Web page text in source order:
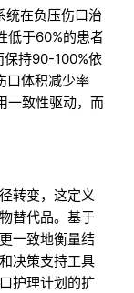
统在负压伤口治
低于60%的患者
保持90-100%依
口体积减少率
致性驱动，而
转变，这定义
替代品。基于
一致地衡量结
决策支持工具
护理计划的扩